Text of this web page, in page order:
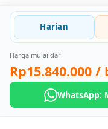
Harian
Harga mulai dari
Rp15.840.000 /
WhatsApp: